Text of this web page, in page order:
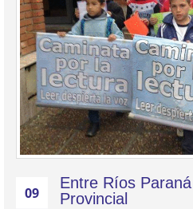
09
Entre Ríos
Provincial